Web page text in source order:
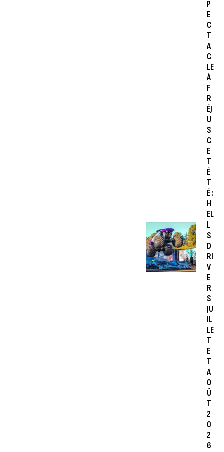
P
E
C
T
A
C
LE
À
F
R
ÉJ
U
S
C
E
T
É
T
É :
H
EL
L
S
D
RI
V
E
R
S
JU
IL
LE
T
E
T
A
O
Û
T
2
0
2
6